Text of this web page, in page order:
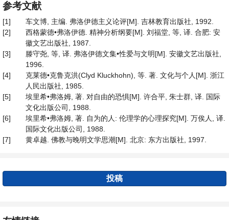
参考文献
[1]
车文博, 主编. 弗洛伊德主义论评[M]. 吉林教育出版社, 1992.
[2]
西格蒙德•弗洛伊德. 精神分析纲要[M]. 刘福堂, 等, 译. 合肥: 安
徽文艺出版社, 1987.
[3]
滕守尧, 等, 译. 弗洛伊德文集•性爱与文明[M]. 安徽文艺出版社,
1996.
[4]
克莱德•克鲁克洪(Clyd Kluckhohn), 等. 著. 文化与个人[M]. 浙江
人民出版社, 1985.
[5]
埃里希•弗洛姆, 著. 对自由的恐惧[M]. 许合平, 朱士群, 译. 国际
文化出版公司, 1988.
[6]
埃里希•弗洛姆, 著. 自为的人: 伦理学的心理探究[M]. 万俟人, 译.
国际文化出版公司, 1988.
[7]
黄卓越. 佛教与晚明文学思潮[M]. 北京: 东方出版社, 1997.
投稿